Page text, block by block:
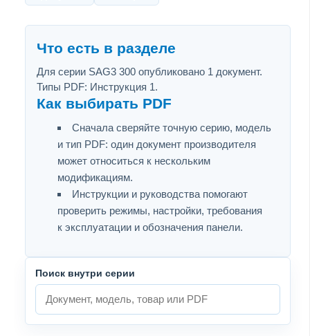
Что есть в разделе
Для серии SAG3 300 опубликовано 1 документ.
Типы PDF: Инструкция 1.
Как выбирать PDF
Сначала сверяйте точную серию, модель
и тип PDF: один документ производителя
может относиться к нескольким
модификациям.
Инструкции и руководства помогают
проверить режимы, настройки, требования
к эксплуатации и обозначения панели.
Поиск внутри серии